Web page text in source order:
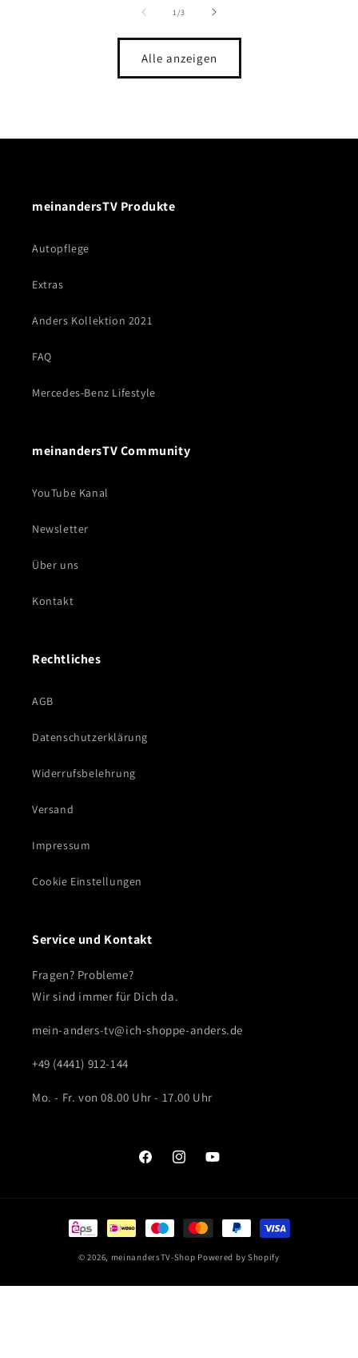
1/von
3
Alle anzeigen
meinandersTV Produkte
Autopflege
Extras
Anders Kollektion 2021
FAQ
Mercedes-Benz Lifestyle
meinandersTV Community
YouTube Kanal
Newsletter
Über uns
Kontakt
Rechtliches
AGB
Datenschutzerklärung
Widerrufsbelehrung
Versand
Impressum
Cookie Einstellungen
Service und Kontakt
Fragen? Probleme?
Wir sind immer für Dich da.
mein-anders-tv@ich-shoppe-anders.de
+49 (4441) 912-144
Mo. - Fr. von 08.00 Uhr - 17.00 Uhr
FacebookInstagramYouTube
Zahlungsmethoden
© 2026, meinandersTV-Shop Powered by Shopify